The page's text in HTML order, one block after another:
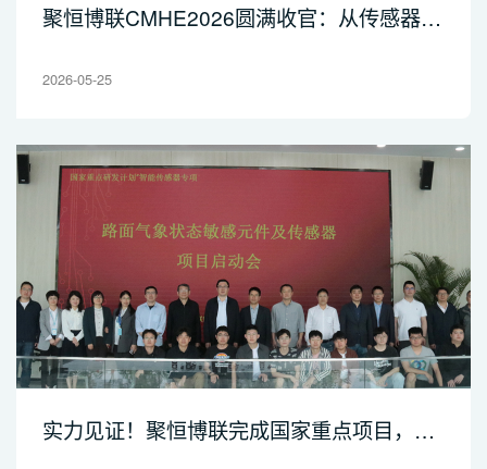
聚恒博联CMHE2026圆满收官：从传感器到
2026-05-25
实力见证！聚恒博联完成国家重点项目，路